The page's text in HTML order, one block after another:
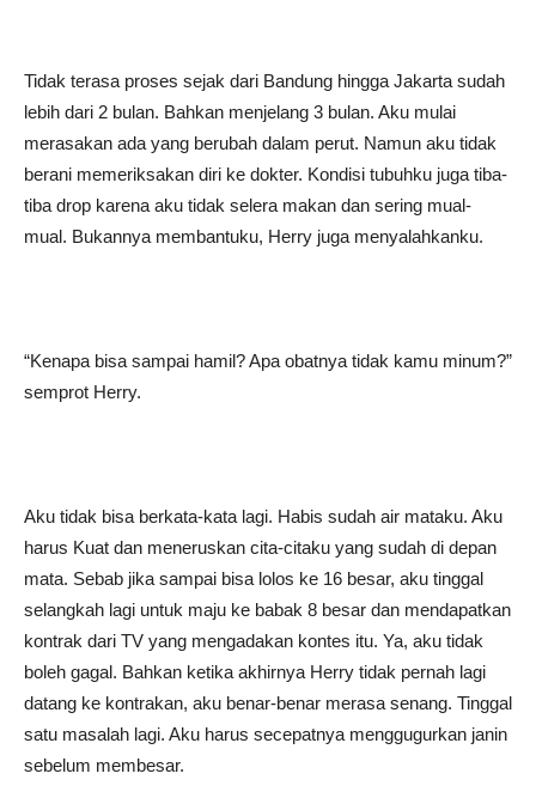
Tidak terasa proses sejak dari Bandung hingga Jakarta sudah
lebih dari 2 bulan. Bahkan menjelang 3 bulan. Aku mulai
merasakan ada yang berubah dalam perut. Namun aku tidak
berani memeriksakan diri ke dokter. Kondisi tubuhku juga tiba-
tiba drop karena aku tidak selera makan dan sering mual-
mual. Bukannya membantuku, Herry juga menyalahkanku.
“Kenapa bisa sampai hamil? Apa obatnya tidak kamu minum?”
semprot Herry.
Aku tidak bisa berkata-kata lagi. Habis sudah air mataku. Aku
harus Kuat dan meneruskan cita-citaku yang sudah di depan
mata. Sebab jika sampai bisa lolos ke 16 besar, aku tinggal
selangkah lagi untuk maju ke babak 8 besar dan mendapatkan
kontrak dari TV yang mengadakan kontes itu. Ya, aku tidak
boleh gagal. Bahkan ketika akhirnya Herry tidak pernah lagi
datang ke kontrakan, aku benar-benar merasa senang. Tinggal
satu masalah lagi. Aku harus secepatnya menggugurkan janin
sebelum membesar.